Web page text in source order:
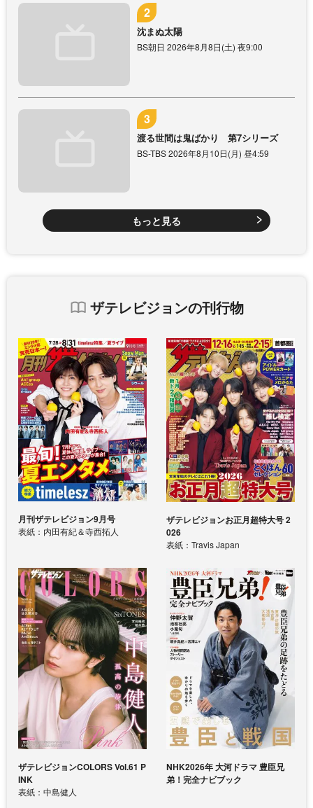
沈まぬ太陽
BS朝日 2026年8月8日(土) 夜9:00
渡る世間は鬼ばかり 第7シリーズ
BS-TBS 2026年8月10日(月) 昼4:59
もっと見る
ザテレビジョンの刊行物
月刊ザテレビジョン9月号
表紙：内田有紀＆寺西拓人
ザテレビジョンお正月超特大号 2
026
表紙：Travis Japan
ザテレビジョンCOLORS Vol.61 P
INK
表紙：中島健人
NHK2026年 大河ドラマ 豊臣兄
弟！完全ナビブック